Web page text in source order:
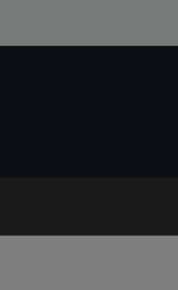
to